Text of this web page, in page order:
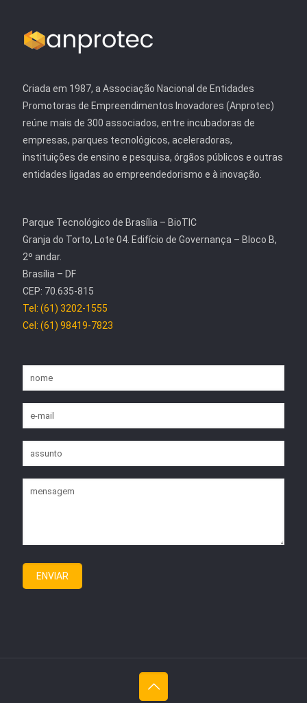
Criada em 1987, a Associação Nacional de Entidades
Promotoras de Empreendimentos Inovadores (Anprotec)
reúne mais de 300 associados, entre incubadoras de
empresas, parques tecnológicos, aceleradoras,
instituições de ensino e pesquisa, órgãos públicos e outras
entidades ligadas ao empreendedorismo e à inovação.
Parque Tecnológico de Brasília – BioTIC
Granja do Torto, Lote 04. Edifício de Governança – Bloco B,
2º andar.
Brasília – DF
CEP: 70.635-815
Tel: (61) 3202-1555
Cel: (61) 98419-7823